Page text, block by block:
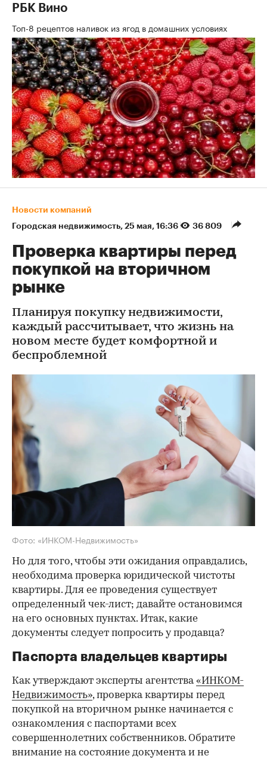
РБК Вино
Топ-8 рецептов наливок из ягод в домашних условиях
Новости компаний
Городская недвижимость⁠, 25 мая, 16:36 36 809
Проверка квартиры перед
покупкой на вторичном
рынке
Планируя покупку недвижимости,
каждый рассчитывает, что жизнь на
новом месте будет комфортной и
беспроблемной
Фото: «ИНКОМ-Недвижимость»
Но для того, чтобы эти ожидания оправдались,
необходима проверка юридической чистоты
квартиры. Для ее проведения существует
определенный чек-лист; давайте остановимся
на его основных пунктах. Итак, какие
документы следует попросить у продавца?
Паспорта владельцев квартиры
Как утверждают эксперты агентства«ИНКОМ-
Недвижимость», проверка квартиры перед
покупкой на вторичном рынке начинается с
ознакомления с паспортами всех
совершеннолетних собственников. Обратите
внимание на состояние документа и не